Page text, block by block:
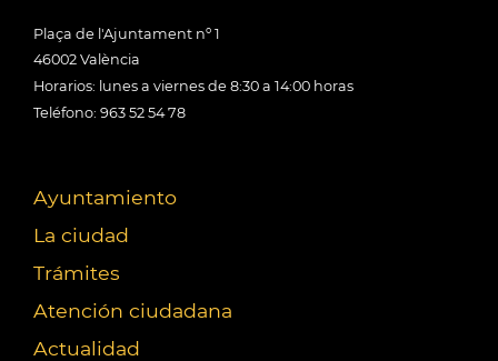
Plaça de l'Ajuntament nº 1
46002 València
Horarios: lunes a viernes de 8:30 a 14:00 horas
Teléfono: 963 52 54 78
Ayuntamiento
La ciudad
Trámites
Atención ciudadana
Actualidad